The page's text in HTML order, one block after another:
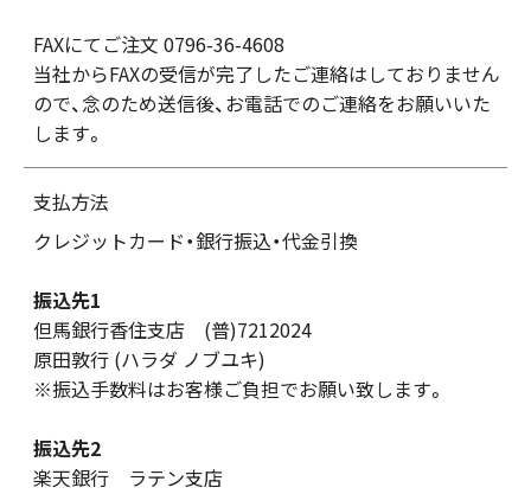
FAXにてご注文 0796-36-4608
当社からFAXの受信が完了したご連絡はしておりません
ので、念のため送信後、お電話でのご連絡をお願いいた
します。
支払方法
クレジットカード・銀行振込・代金引換
振込先1
但馬銀行香住支店 (普)7212024
原田敦行 (ハラダ ノブユキ)
※振込手数料はお客様ご負担でお願い致します。
振込先2
楽天銀行 ラテン支店